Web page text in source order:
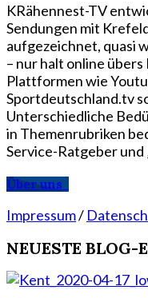
KRähennest-TV
Sendungen mit
aufgezeichnet, quasi
– nur halt online
Plattformen wie
Sportdeutschland.tv
Unterschiedliche
in Themenrubriken
Service-Ratgeber
Über uns
Impressum/
NEUESTE BLOG-